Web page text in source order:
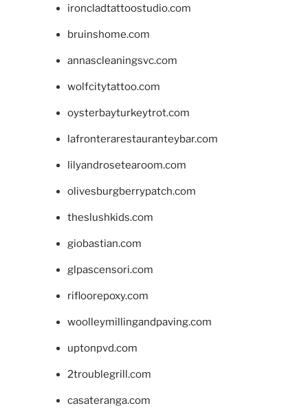
ironcladtattoostudio.com
bruinshome.com
annascleaningsvc.com
wolfcitytattoo.com
oysterbayturkeytrot.com
lafronterarestauranteybar.com
lilyandrosetearoom.com
olivesburgberrypatch.com
theslushkids.com
giobastian.com
glpascensori.com
rifloorepoxy.com
woolleymillingandpaving.com
uptonpvd.com
2troublegrill.com
casateranga.com